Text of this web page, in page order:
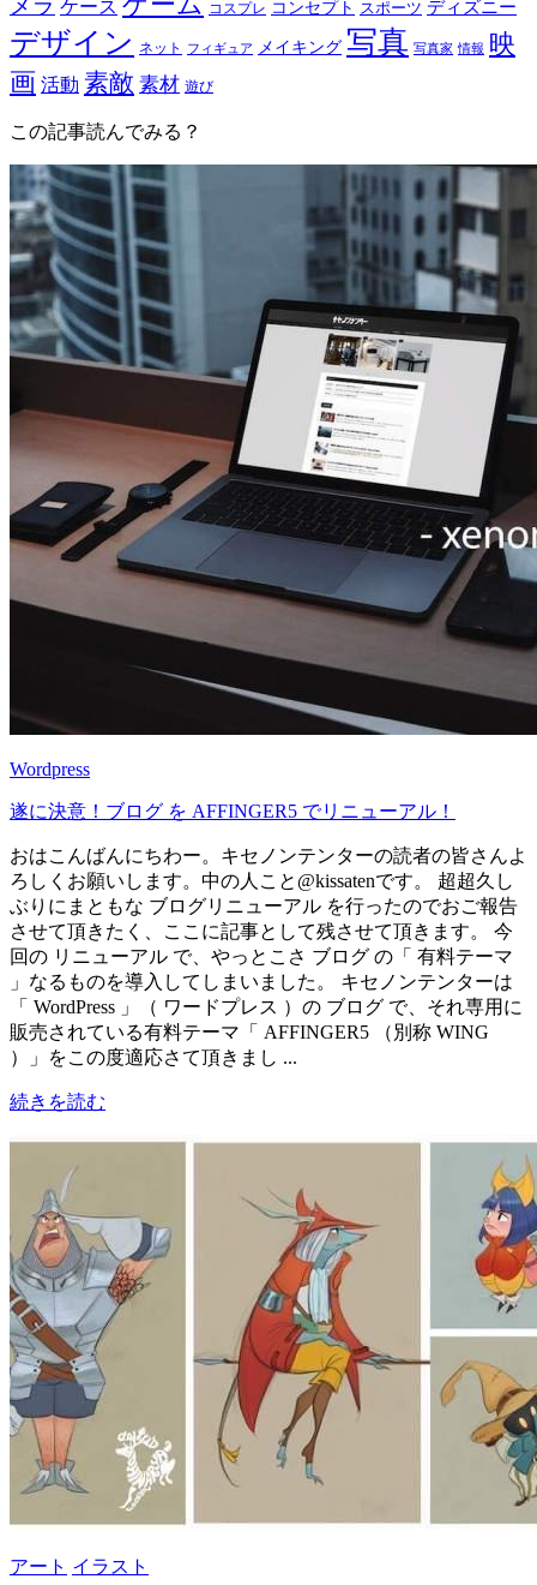
メラ ケース コスプレ コンセプト スポーツ ディズニー
デザイン ネット フィギュア メイキング 写真 写真家 情報 映
画 活動 素敵 素材 遊び
この記事読んでみる？
Wordpress
遂に決意！ブログ を AFFINGER5 でリニューアル！
おはこんばんにちわー。キセノンテンターの読者の皆さんよ
ろしくお願いします。中の人こと@kissatenです。 超超久し
ぶりにまともな ブログリニューアル を行ったのでおご報告
させて頂きたく、ここに記事として残させて頂きます。 今
回の リニューアル で、やっとこさ ブログ の「 有料テーマ
」なるものを導入してしまいました。 キセノンテンターは
「 WordPress 」（ ワードプレス ）の ブログ で、それ専用に
販売されている有料テーマ「 AFFINGER5 （別称 WING
）」をこの度適応さて頂きまし ...
続きを読む
アート イラスト